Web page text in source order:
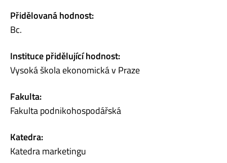
Přidělovaná hodnost:
Bc.
Instituce přidělující hodnost:
Vysoká škola ekonomická v Praze
Fakulta:
Fakulta podnikohospodářská
Katedra:
Katedra marketingu